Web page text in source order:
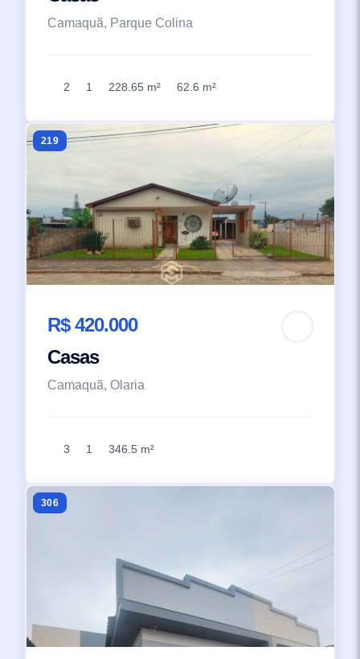
Camaquã, Parque Colina
2 1 228.65 m² 62.6 m²
219
R$ 420.000
Casas
Camaquã, Olaria
3 1 346.5 m²
306